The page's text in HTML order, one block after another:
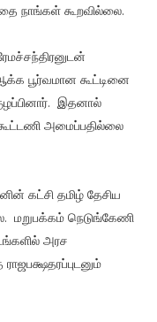
நாங்கள் கூறவில்லை.
பூர்வமான கூட்டினை
இதனால்
அமைப்பதில்லை
கட்சி தமிழ் தேசிய
மறுபக்கம் நெடுங்கேணி
அரச